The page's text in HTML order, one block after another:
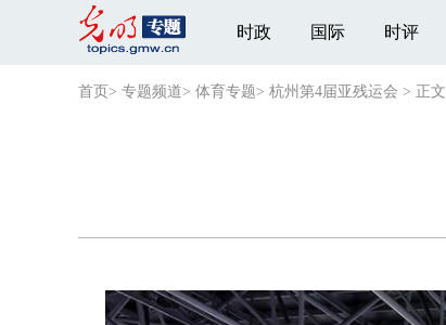
时政 国际 时评
首页 > 专题频道> 体育专题> 杭州第4届亚残运会 > 正文